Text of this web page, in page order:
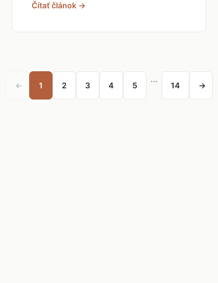
Čítať článok →
← 1 2 3 4 5
...
14 →